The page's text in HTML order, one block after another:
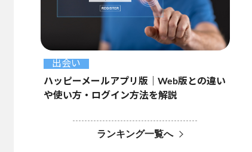
出会い
ハッピーメールアプリ版｜Web版との違い
や使い方・ログイン方法を解説
ランキング一覧へ